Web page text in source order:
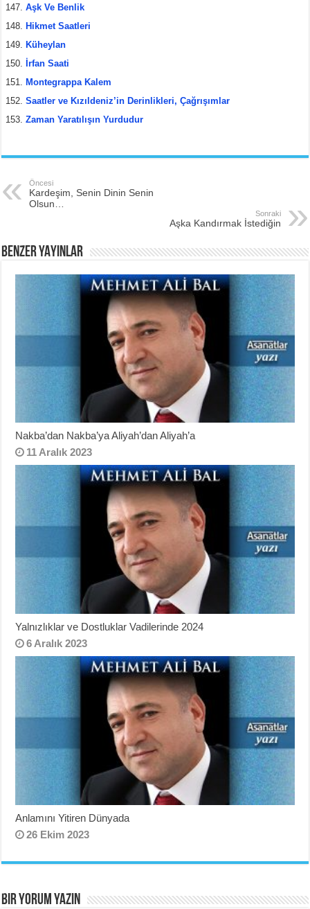
Aşk Ve Benlik
Hikmet Saatleri
Küheylan
İrfan Saati
Montegrappa Kalem
Saatler ve Kızıldeniz’in Derinlikleri, Çağrışımlar
Zaman Yaratılışın Yurdudur
Öncesi
Kardeşim, Senin Dinin Senin
Olsun…
Sonraki
Aşka Kandırmak İstediğin
BENZER YAYINLAR
Nakba’dan Nakba’ya Aliyah’dan Aliyah’a
11 Aralık 2023
Yalnızlıklar ve Dostluklar Vadilerinde 2024
6 Aralık 2023
Anlamını Yitiren Dünyada
26 Ekim 2023
BIR YORUM YAZIN